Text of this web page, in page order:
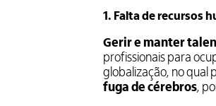
1. Falta de recursos
Gerir e manter
profissionais para
globalização, no qual
fuga de cérebros,